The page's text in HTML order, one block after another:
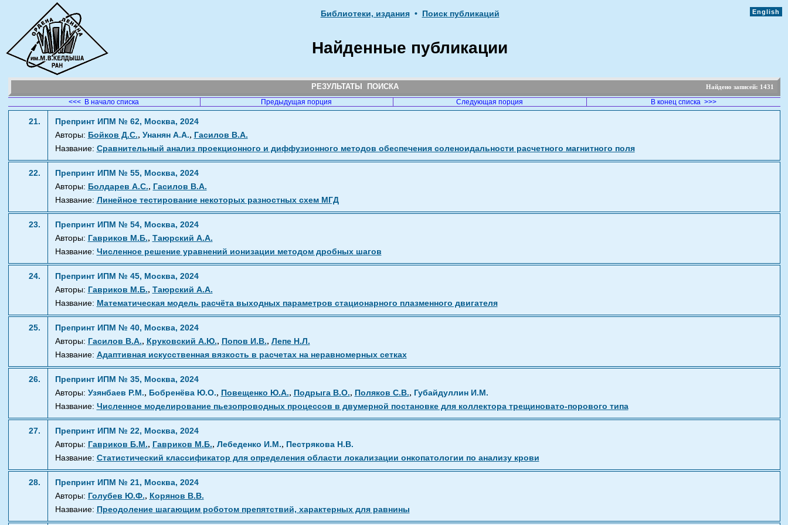
Библиотеки, издания • Поиск публикаций English
Найденные публикации
РЕЗУЛЬТАТЫ ПОИСКА Найдено записей: 1431
<<< В начало списка Предыдущая порция Следующая порция В конец списка >>>
21.
Препринт ИПМ № 62, Москва, 2024
Авторы: Бойков Д.С., Унанян А.А., Гасилов В.А.
Название: Сравнительный анализ проекционного и диффузионного методов обеспечения соленоидальности расчетного магнитного поля
22.
Препринт ИПМ № 55, Москва, 2024
Авторы: Болдарев А.С., Гасилов В.А.
Название: Линейное тестирование некоторых разностных схем МГД
23.
Препринт ИПМ № 54, Москва, 2024
Авторы: Гавриков М.Б., Таюрский А.А.
Название: Численное решение уравнений ионизации методом дробных шагов
24.
Препринт ИПМ № 45, Москва, 2024
Авторы: Гавриков М.Б., Таюрский А.А.
Название: Математическая модель расчёта выходных параметров стационарного плазменного двигателя
25.
Препринт ИПМ № 40, Москва, 2024
Авторы: Гасилов В.А., Круковский А.Ю., Попов И.В., Лепе Н.Л.
Название: Адаптивная искусственная вязкость в расчетах на неравномерных сетках
26.
Препринт ИПМ № 35, Москва, 2024
Авторы: Узянбаев Р.М., Бобренёва Ю.О., Повещенко Ю.А., Подрыга В.О., Поляков С.В., Губайдуллин И.М.
Название: Численное моделирование пьезопроводных процессов в двумерной постановке для коллектора трещиновато-порового типа
27.
Препринт ИПМ № 22, Москва, 2024
Авторы: Гавриков Б.М., Гавриков М.Б., Лебеденко И.М., Пестрякова Н.В.
Название: Статистический классификатор для определения области локализации онкопатологии по анализу крови
28.
Препринт ИПМ № 21, Москва, 2024
Авторы: Голубев Ю.Ф., Корянов В.В.
Название: Преодоление шагающим роботом препятствий, характерных для равнины